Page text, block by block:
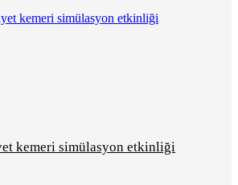
kemeri simülasyon etkinliği